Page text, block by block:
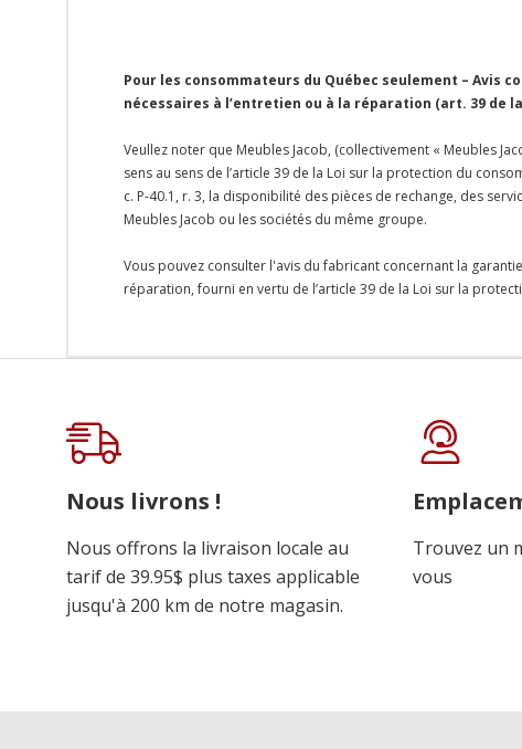
Pour les consommateurs du Québec seulement – Avis
nécessaires à l’entretien ou à la réparation (art. 39 de
Veullez noter que Meubles Jacob, (collectivement « Meubles
sens au sens de l’article 39 de la Loi sur la protection du
c. P-40.1, r. 3, la disponibilité des pièces de rechange, des
Meubles Jacob ou les sociétés du même groupe.
Vous pouvez consulter l'avis du fabricant concernant la
réparation, fourni en vertu de l’article 39 de la Loi sur la
personnalisé
Nous livrons !
Nous offrons la livraison locale au
tarif de 39.95$ plus taxes applicable
jusqu'à 200 km de notre magasin.
Trouvez un
vous